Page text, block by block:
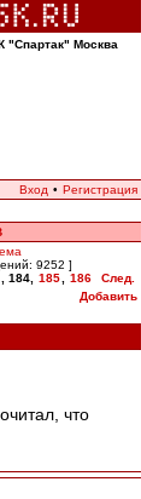
"Спартак" Москва
Вход • Регистрация
9252 ]
184, 185 186
След.
Добавить
что